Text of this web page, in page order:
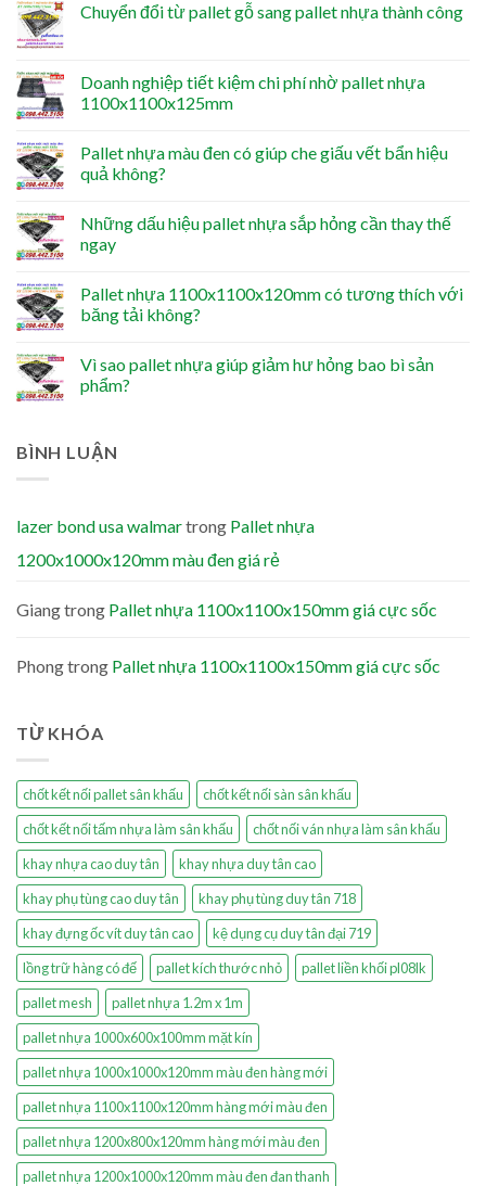
Chuyển đổi từ pallet gỗ sang pallet nhựa thành công
Doanh nghiệp tiết kiệm chi phí nhờ pallet nhựa
1100x1100x125mm
Pallet nhựa màu đen có giúp che giấu vết bẩn hiệu
quả không?
Những dấu hiệu pallet nhựa sắp hỏng cần thay thế
ngay
Pallet nhựa 1100x1100x120mm có tương thích với
băng tải không?
Vì sao pallet nhựa giúp giảm hư hỏng bao bì sản
phẩm?
BÌNH LUẬN
lazer bond usa walmartrong Pallet nhựa
1200x1000x120mm màu đen giá rẻ
Giangtrong Pallet nhựa 1100x1100x150mm giá cực sốc
Phongtrong Pallet nhựa 1100x1100x150mm giá cực sốc
TỪ KHÓA
chốt kết nối pallet sân khấu
chốt kết nối sàn sân khấu
chốt kết nối tấm nhựa làm sân khấu
chốt nối ván nhựa làm sân khấu
khay nhựa cao duy tân
khay nhựa duy tân cao
khay phụ tùng cao duy tân
khay phụ tùng duy tân 718
khay đựng ốc vít duy tân cao
kệ dụng cụ duy tân đại 719
lồng trữ hàng có đế
pallet kích thước nhỏ
pallet liền khối pl08lk
pallet mesh
pallet nhựa 1.2m x 1m
pallet nhựa 1000x600x100mm mặt kín
pallet nhựa 1000x1000x120mm màu đen hàng mới
pallet nhựa 1100x1100x120mm hàng mới màu đen
pallet nhựa 1200x800x120mm hàng mới màu đen
pallet nhựa 1200x1000x120mm màu đen đan thanh